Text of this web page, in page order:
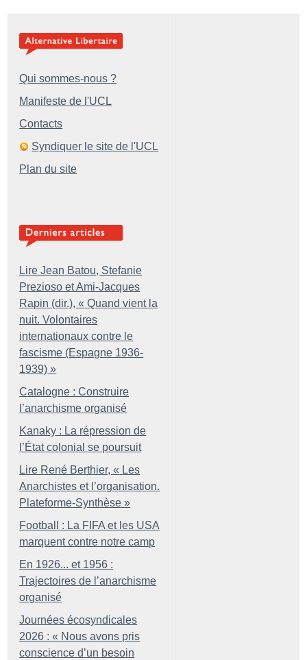
Qui sommes-nous ?
Manifeste de l'UCL
Contacts
Syndiquer le site de l'UCL
Plan du site
Lire Jean Batou, Stefanie
Prezioso et Ami-Jacques
Rapin (dir.), « Quand vient la
nuit. Volontaires
internationaux contre le
fascisme (Espagne 1936-
1939) »
Catalogne : Construire
l’anarchisme organisé
Kanaky : La répression de
l’État colonial se poursuit
Lire René Berthier, « Les
Anarchistes et l’organisation.
Plateforme-Synthèse »
Football : La FIFA et les USA
marquent contre notre camp
En 1926... et 1956 :
Trajectoires de l’anarchisme
organisé
Journées écosyndicales
2026 : « Nous avons pris
conscience d’un besoin